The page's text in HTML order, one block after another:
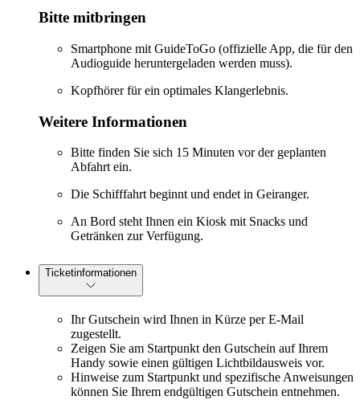
Bitte mitbringen
Smartphone mit GuideToGo (offizielle App, die für den
Audioguide heruntergeladen werden muss).
Kopfhörer für ein optimales Klangerlebnis.
Weitere Informationen
Bitte finden Sie sich 15 Minuten vor der geplanten
Abfahrt ein.
Die Schifffahrt beginnt und endet in Geiranger.
An Bord steht Ihnen ein Kiosk mit Snacks und
Getränken zur Verfügung.
Ticketinformationen
Ihr Gutschein wird Ihnen in Kürze per E-Mail
zugestellt.
Zeigen Sie am Startpunkt den Gutschein auf Ihrem
Handy sowie einen gültigen Lichtbildausweis vor.
Hinweise zum Startpunkt und spezifische Anweisungen
können Sie Ihrem endgültigen Gutschein entnehmen.